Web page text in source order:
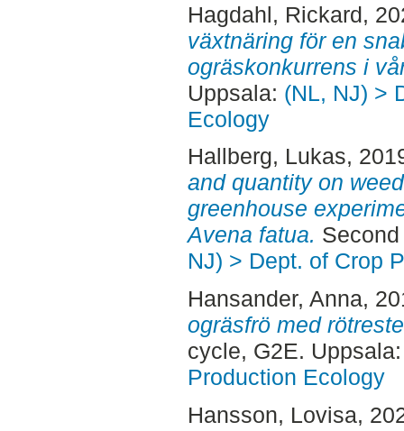
Hagdahl, Rickard,
växtnäring för en
ogräskonkurrens i
Uppsala: (NL, NJ) >
Ecology
Hallberg, Lukas,
and quantity on
greenhouse
Avena fatua.
NJ) > Dept. of Crop
Hansander, Anna,
ogräsfrö med
cycle, G2E.
Production Ecology
Hansson, Lovisa,